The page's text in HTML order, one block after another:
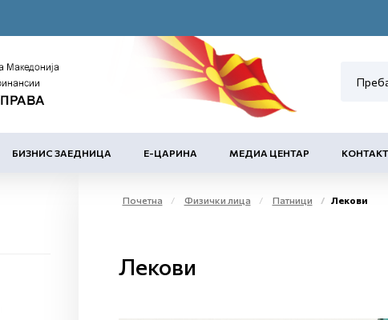
БИЗНИС ЗАЕДНИЦА Е-ЦАРИНА МЕДИА ЦЕНТАР КОНТАКТ
Почетна Физички лица Патници Лекови
Лекови